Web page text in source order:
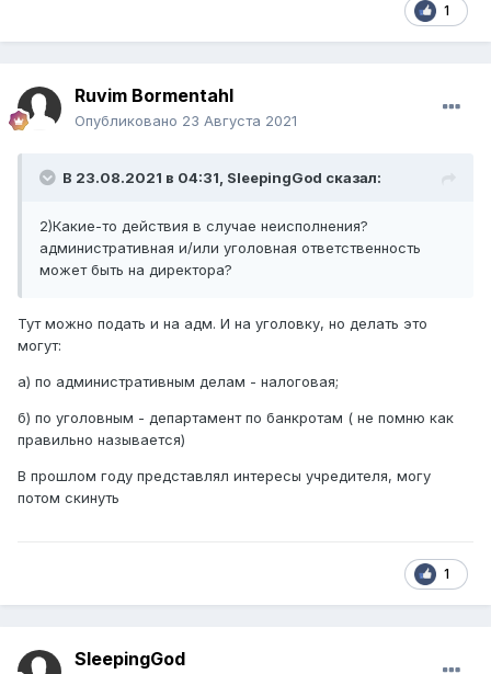
1
Ruvim Bormentahl
Опубликовано 23 Августа 2021
В 23.08.2021 в 04:31, SleepingGod сказал:
2)Какие-то действия в случае неисполнения?
административная и/или уголовная ответственность
может быть на директора?
Тут можно подать и на адм. И на уголовку, но делать это
могут:
а) по административным делам - налоговая;
б) по уголовным - департамент по банкротам ( не помню как
правильно называется)
В прошлом году представлял интересы учредителя, могу
потом скинуть
1
SleepingGod